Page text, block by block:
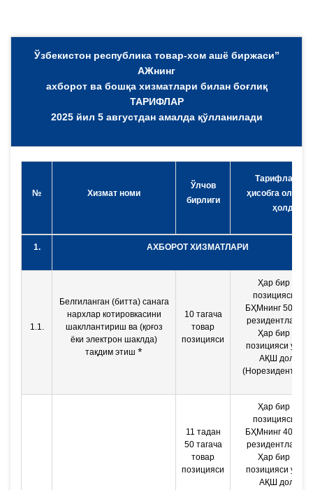
Ўзбекистон республика товар-хом ашё биржаси”
АЖнинг
ахборот ва бошқа хизматлари билан боғлиқ
ТАРИФЛАР
2025 йил 5 августдан амалда қўлланилади
№ Хизмат номи
Ўлчов
бирлиги
Тарифлар
ҳисобга
ҳолда)
1. АХБОРОТ ХИЗМАТЛАРИ
1.1.
Белгиланган (битта) санага
нархлар котировкасини
шакллантириш ва (қоғоз
ёки электрон шаклда)
тақдим этиш *
10 тагача
товар
позицияси
Ҳар бир
позицияси
БҲМнинг 50%
резидентлари
Ҳар бир
позицияси учун
АҚШ доллари
(Норезидентлар
11 тадан
50 тагача
товар
позицияси
Ҳар бир
позицияси
БҲМнинг 40%
резидентлари
Ҳар бир
позицияси учун
АҚШ доллари